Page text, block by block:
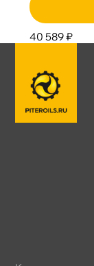
40 589 ₽